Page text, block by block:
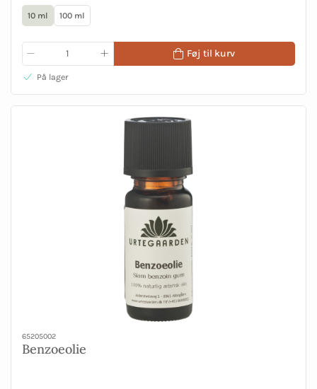
10 ml 100 ml
Føj til kurv
På lager
65205002
Benzoeolie